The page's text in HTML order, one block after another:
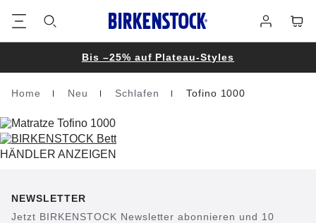
Bis –25% auf Plateau-Styles
Homepage
Home Neu Schlafen Tofino 1000
HÄNDLER ANZEIGEN
NEWSLETTER
Jetzt BIRKENSTOCK Newsletter abonnieren und 10